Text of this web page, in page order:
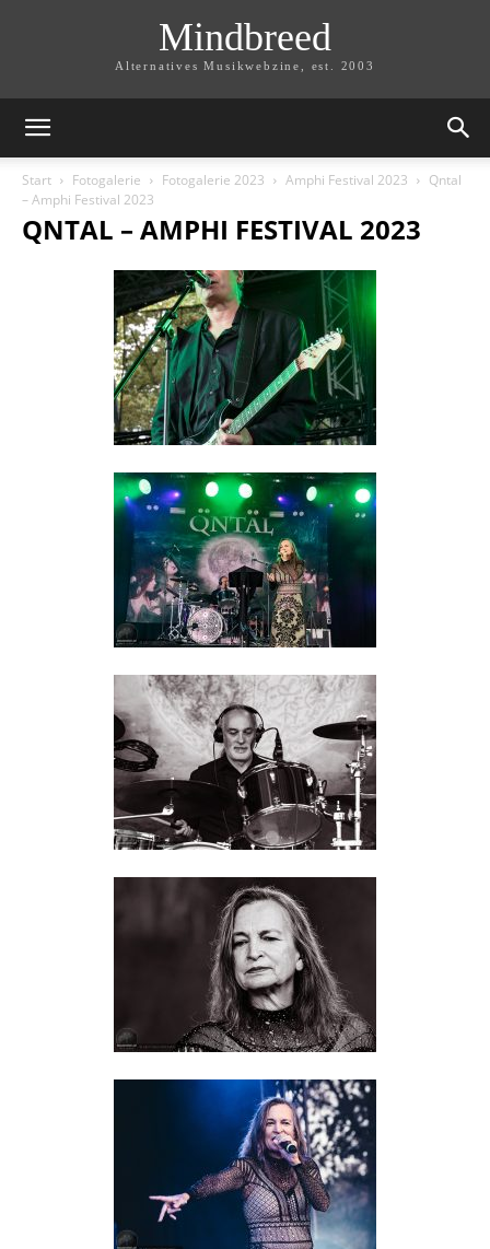
Mindbreed
Alternatives Musikwebzine, est. 2003
Start Fotogalerie Fotogalerie 2023 Amphi Festival 2023
Qntal
– Amphi Festival 2023
QNTAL – AMPHI FESTIVAL 2023